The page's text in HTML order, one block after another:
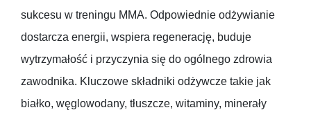
sukcesu w treningu MMA. Odpowiednie odżywianie
dostarcza energii, wspiera regenerację, buduje
wytrzymałość i przyczynia się do ogólnego zdrowia
zawodnika. Kluczowe składniki odżywcze takie jak
białko, węglowodany, tłuszcze, witaminy, minerały